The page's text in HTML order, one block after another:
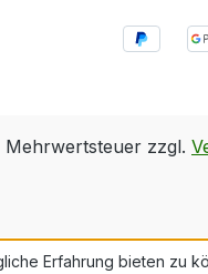
Mehrwertsteuer zzgl.
Erfahrung bieten zu